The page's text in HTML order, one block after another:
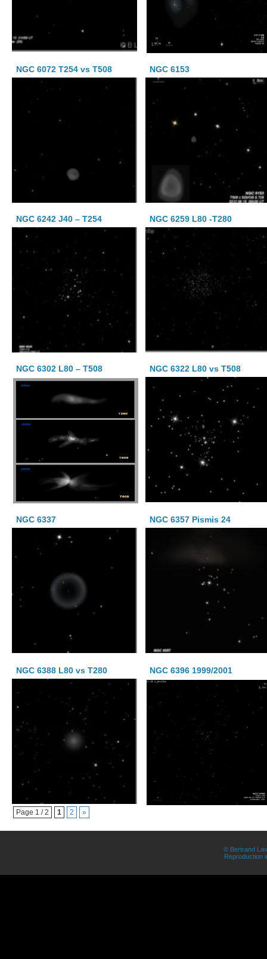
NGC 6072 T254 vs T508 NGC 6153
NGC 6242 J40 – T254 NGC 6259 L80 -T280
NGC 6302 L80 – T508 NGC 6322 L80 vs T508
NGC 6337 NGC 6357 Pismis 24
NGC 6388 L80 vs T280 NGC 6396 1999/2001
Page 1 / 2 1 2 »
© Bertrand
Reproduction